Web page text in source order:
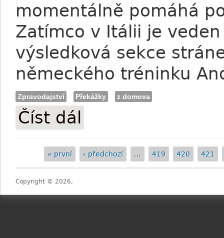
momentálně pomáhá
Zatímco v Itálii je
výsledková sekce
německého tréninku
Zpravodajství Překážky z domova
Číst dál
Stránky
« první ‹ předchozí … 419 420 421
Copyright © 2026,